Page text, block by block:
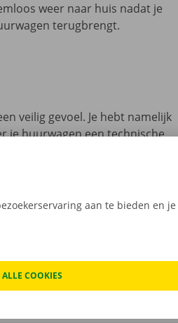
weer naar huis nadat je
terugbrengt.
veilig gevoel. Je hebt namelijk
je huurwagen een technische
beeld.
aan te bieden en je
ALLE COOKIES